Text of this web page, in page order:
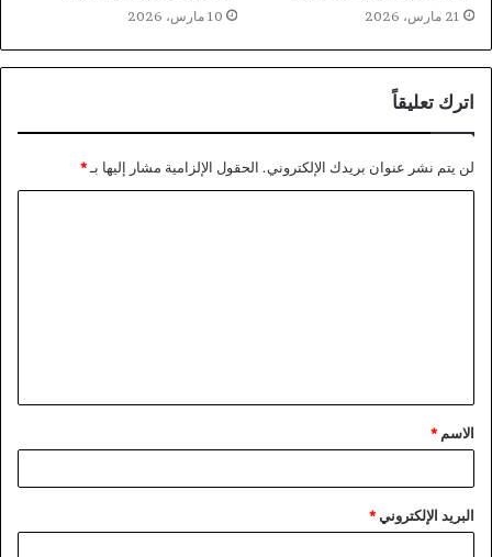
21 مارس، 2026 10 مارس، 2026
اترك تعليقاً
لن يتم نشر عنوان بريدك الإلكتروني. الحقول الإلزامية مشار إليها بـ*
ق
*
الاسم *
البريد الإلكتروني*